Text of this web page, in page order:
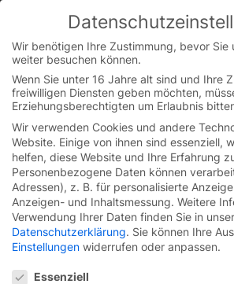
You are currently on the
Switch to the English version.
Skip
content
Startseite /Presse /Pressebilder/
Pressebilder Peripherie und Zubehör /
Peripherie und Zubehör Konnektivität
Pressematerial
Download
Hier steht Ihnen unser Bild- und
Download zur Verfügung.
Wir benötigen Ihre Zustimmung, bevor Sie
weiter besuchen können.
Wenn Sie unter 16 Jahre alt sind und Ihre
freiwilligen Diensten geben möchten,
Erziehungsberechtigten um Erlaubnis
Wir verwenden Cookies und andere
Website. Einige von ihnen sind essenziell,
helfen, diese Website und Ihre Erfahrung
Personenbezogene Daten können
Adressen), z. B. für personalisierte
Anzeigen- und Inhaltsmessung. Weitere
Verwendung Ihrer Daten finden Sie in
Datenschutzerklärung. Sie können Ihre
Einstellungen widerrufen oder anpassen.
Essenziell